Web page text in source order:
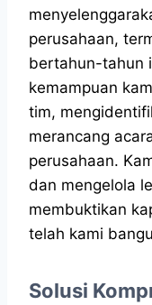
perusahaan,
bertahun-tahun
kemampuan
tim,
merancang
perusahaan.
dan mengelola
membuktikan
telah kami
Solusi